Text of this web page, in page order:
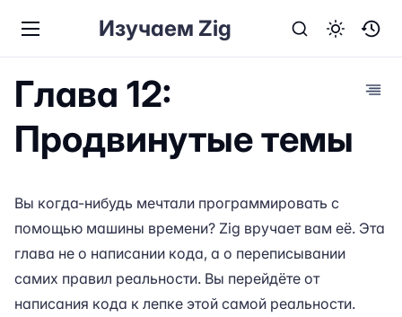
Изучаем Zig
Глава 12:
Продвинутые темы
Вы когда-нибудь мечтали программировать с
помощью машины времени? Zig вручает вам её. Эта
глава не о написании кода, а о переписывании
самих правил реальности. Вы перейдёте от
написания кода к лепке этой самой реальности.